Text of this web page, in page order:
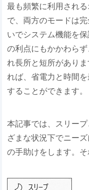
最も頻繁に利用され
で、両方のモードは
いでシステム機能を
の利点にもかかわら
れ長所と短所があり
れば、省電力と時間
することができます。
本記事では、スリー
ざまな状況下でニー
の手助けをします。